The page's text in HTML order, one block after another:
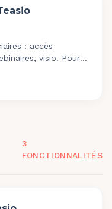
: accès
visio. Pour
3
FONCTIONNALITÉS